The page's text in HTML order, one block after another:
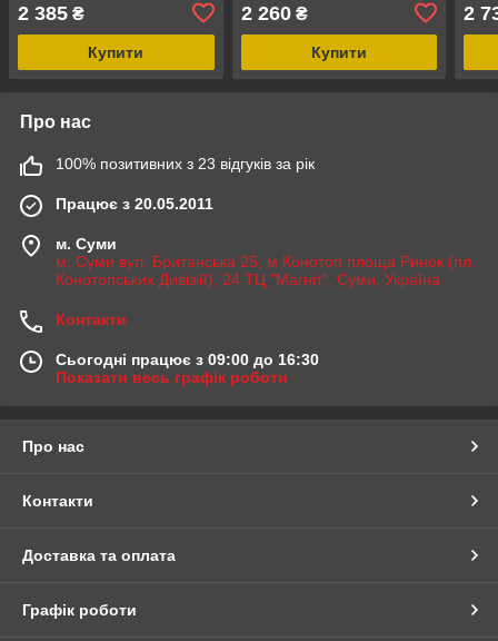
2 385 ₴
Купити
2 260₴
Купити
2
Про нас
100% позитивних з 23 відгуків за рік
Працює з 20.05.2011
м. Суми
м. Суми вул. Британська 25, м Конотоп площа Ринок (пл.
Конотопських Дивізій), 24 ТЦ "Магніт", Суми, Україна
Контакти
Сьогодні працює з 09:00 до 16:30
Показати весь графік роботи
Про нас
Контакти
Доставка та оплата
Графік роботи